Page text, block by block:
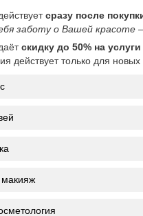
сразу после
заботу о Вашей красоте
скидку до 50% на
действует только для новых